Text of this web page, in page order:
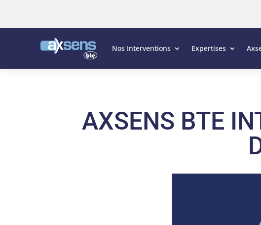
Nos Interventions Expertises
AXSENS BTE